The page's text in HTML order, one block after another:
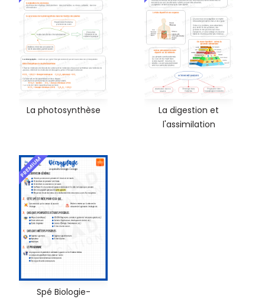
La photosynthèse
La digestion et
l'assimilation
PREMIUM
Spé Biologie-